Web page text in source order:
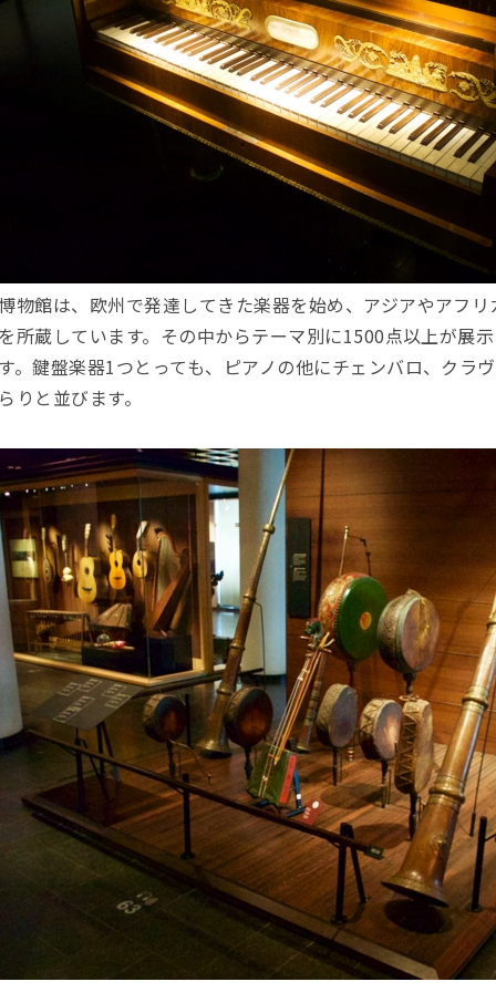
物館は、欧州で発達してきた楽器を始め、アジアやアフ
所蔵しています。その中からテーマ別に1500点以上が展
。鍵盤楽器1つとっても、ピアノの他にチェンバロ、クラ
りと並びます。